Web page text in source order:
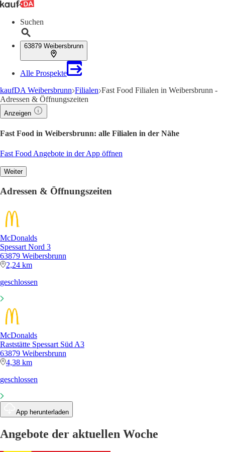
Suchen
63879 Weibersbrunn
Alle Prospekte
kaufDA Weibersbrunn Filialen Fast Food Filialen in Weibersbrunn -
Adressen & Öffnungszeiten
Anzeigen
Fast Food in Weibersbrunn: alle Filialen in der Nähe
Fast Food Angebote in der App öffnen
Weiter
Adressen & Öffnungszeiten
McDonalds
Spessart Nord 3
63879 Weibersbrunn
2,24 km
geschlossen
McDonalds
Raststätte Spessart Süd A3
63879 Weibersbrunn
4,38 km
geschlossen
App herunterladen
Angebote der aktuellen Woche